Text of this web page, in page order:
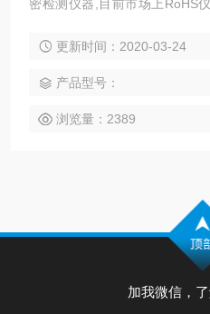
密检测仪器,目前市场上RoHS
量管控,深圳市心怡创科技有限
少支出.
更新时间：2020-03-24
产品型号：
浏览量：2389
加我微信，